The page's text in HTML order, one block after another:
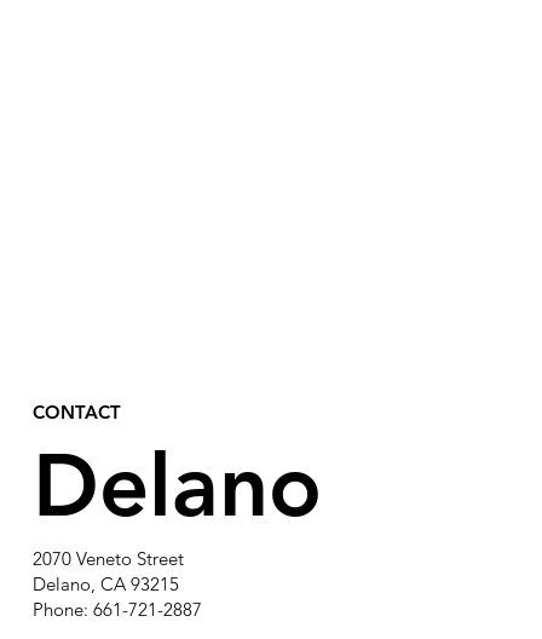
CONTACT
Delano
2070 Veneto Street
Delano, CA 93215
Phone: 661-721-2887